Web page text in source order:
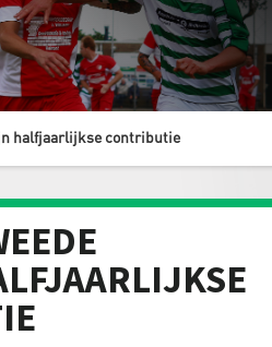
halfjaarlijkse contributie